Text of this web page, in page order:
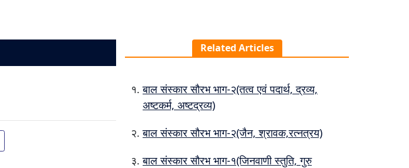
Related Articles
बाल संस्कार सौरभ भाग-२(तत्व एवं पदार्थ, द्रव्य,
अष्टकर्म, अष्टद्रव्य)
बाल संस्कार सौरभ भाग-२(जैन, श्रावक,रत्नत्रय)
बाल संस्कार सौरभ भाग-१(जिनवाणी स्तुति, गुरु